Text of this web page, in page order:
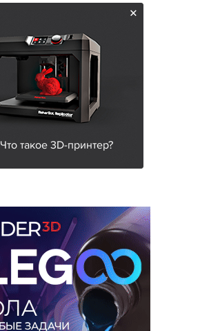
Что такое 3D-принтер?